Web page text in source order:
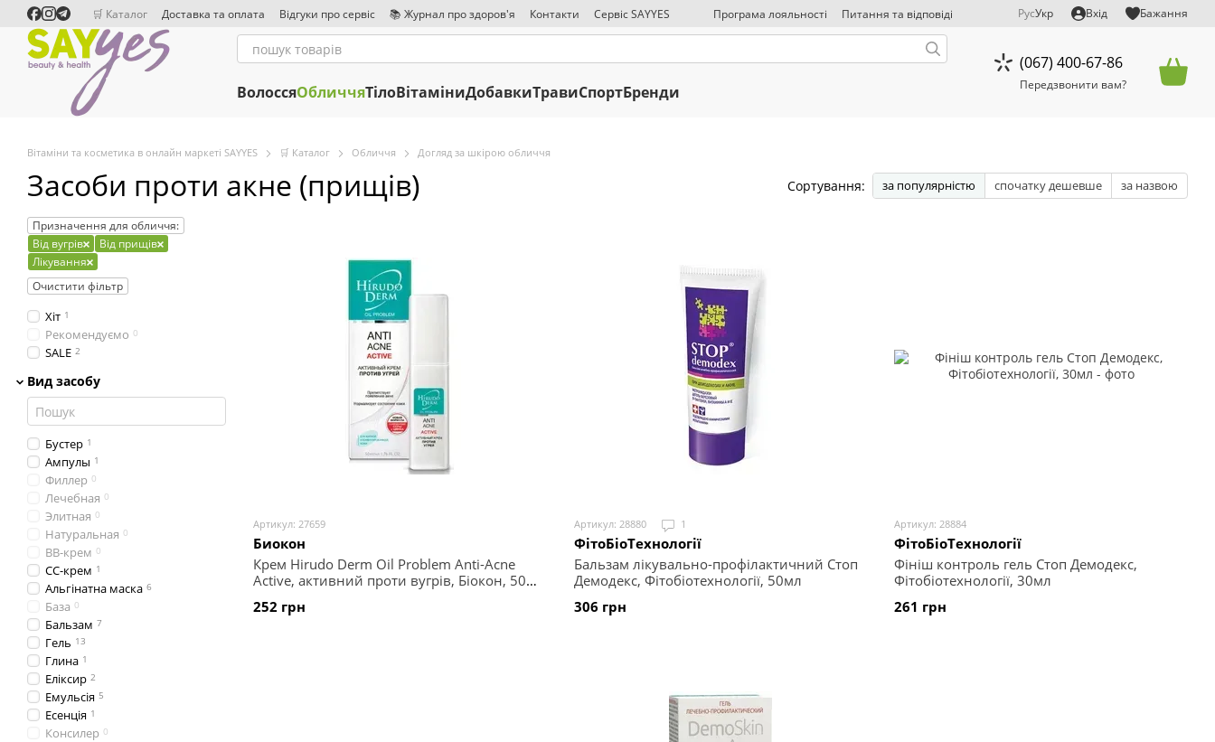
Перейти до основного контенту
🛒 Каталог Доставка та оплата Відгуки про сервіс 📚 Журнал про здоров'я Контакти Сервіс SAYYES Програма лояльності
Питання та відповіді
Співробітництво
Редакційна політика ЗМІ про нас Публична оферта Політика конфіденційності Відмова від відповідальності
РусУкр Вхід Бажання
ВолоссяОбличчяТілоВітаміниДобавкиТравиСпортБренди
(067) 400-67-86
Передзвонити вам?
Вітаміни та косметика в онлайн маркеті SAYYES 🛒 Каталог Обличчя Догляд за шкірою обличчя
Засоби проти акне (прищів) Сортування: за популярністю спочатку дешевше за назвою
Артикул: 27659
Биокон
Крем Hirudo Derm Oil Problem Anti-Acne
Active, активний проти вугрів, Біокон, 50
252 грн
Артикул: 28880 1
ФітоБіоТехнології
Бальзам лікувально-профілактичний Стоп
Демодекс, Фітобіотехнології, 50мл
306 грн
Артикул: 28884
ФітоБіоТехнології
Фініш контроль гель Стоп Демодекс,
Фітобіотехнології, 30мл
261 грн
Призначення для обличчя:
Від вугрів
Від прищів
Лікування
Очистити фільтр
Хіт 1
Рекомендуємо 0
SALE 2
Вид засобу
Бустер 1
Ампулы 1
Филлер 0
Лечебная 0
Элитная 0
Натуральная 0
BB-крем 0
CC-крем 1
Альгінатна маска 6
База 0
Бальзам 7
Гель 13
Глина 1
Еліксир 2
Емульсія 5
Есенція 1
Консилер 0